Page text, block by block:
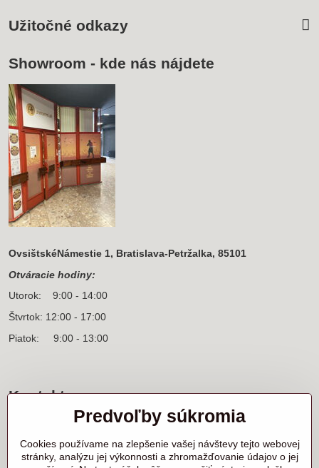
Užitočné odkazy
Showroom - kde nás nájdete
OvsištskéNámestie 1, Bratislava-Petržalka, 85101
Otváracie hodiny:
Utorok: 9:00 - 14:00
Štvrtok: 12:00 - 17:00
Piatok: 9:00 - 13:00
Kontakt
Sídlo firmy a korešpondenčná adresa
Ľanová 31
900 25 Chorvátsky Grob
Predvoľby súkromia
Cookies používame na zlepšenie vašej návštevy tejto webovej
stránky, analýzu jej výkonnosti a zhromažďovanie údajov o jej